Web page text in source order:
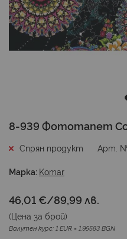
Преминете
началото
галерия
снимки
8-939 Фототапет
Спрян продукт Арт.
Марка: Komar
46,01 €/89,99 лв.
(Цена за брой)
Валутен курс: 1 EUR = 1.95583 BGN